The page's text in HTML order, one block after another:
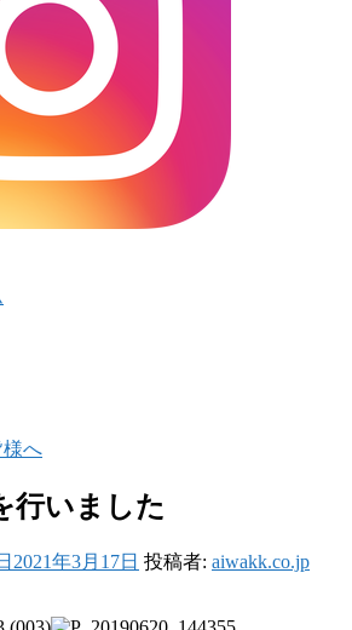
様へ
行いました
2021年3月17日 投稿者: aiwakk.co.jp